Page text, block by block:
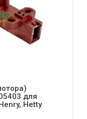
для
Hetty